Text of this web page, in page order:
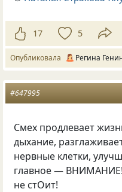
17 5
Опубликовала Регина
#647995
Смех продлевает
дыхание,
нервные клетки,
главное —
не стОит!